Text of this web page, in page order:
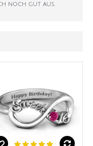
noch gut aus.